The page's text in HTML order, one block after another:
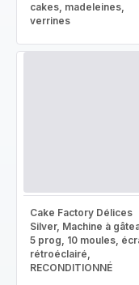
cakes, madeleines,
verrines
Cake Factory Délices
Silver, Machine à
5 prog, 10 moules,
rétroéclairé,
RECONDITIONNÉ